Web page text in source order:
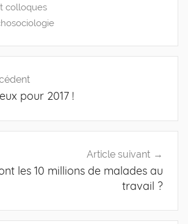
colloques
pour 2017 !
Article suivant
les 10 millions de malades au
travail ?